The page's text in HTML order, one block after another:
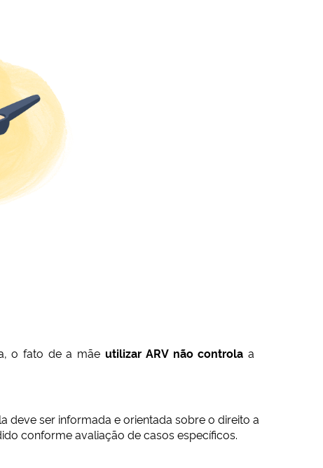
o fato de a mãe utilizar ARV não controla a
deve ser informada e orientada sobre o direito a
conforme avaliação de casos específicos.